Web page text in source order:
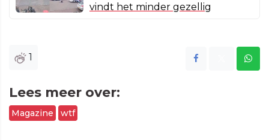
vindt het minder gezellig
1
Lees meer over:
Magazine wtf